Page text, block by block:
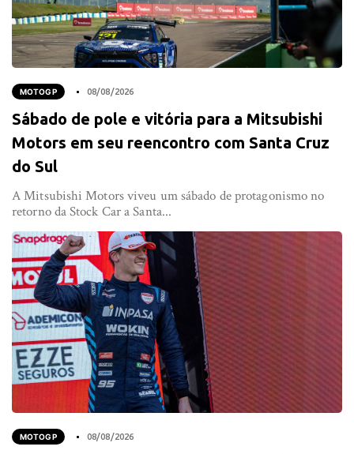
MOTOGP 08/08/2026
Sábado de pole e vitória para a Mitsubishi
Motors em seu reencontro com Santa Cruz
do Sul
A Mitsubishi Motors viveu um sábado de protagonismo no
retorno da Stock Car a Santa...
MOTOGP 08/08/2026